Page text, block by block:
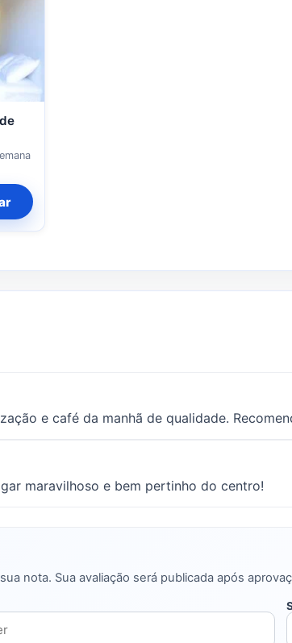
e café da manhã de qualidade.
maravilhoso e bem pertinho do centro!
nota. Sua avaliação será publicada após